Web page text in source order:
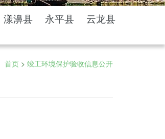
漾濞县 永平县 云龙县
首页 > 竣工环境保护验收信息公开